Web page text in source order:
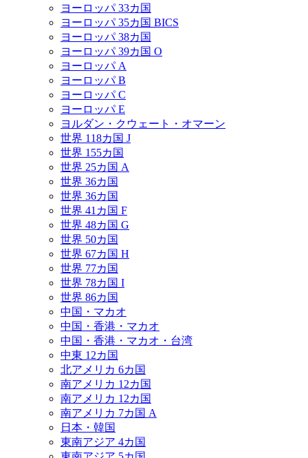
ヨーロッパ 33カ国
ヨーロッパ 35カ国 BICS
ヨーロッパ 38カ国
ヨーロッパ 39カ国 O
ヨーロッパ A
ヨーロッパ B
ヨーロッパ C
ヨーロッパ E
ヨルダン・クウェート・オマーン
世界 118カ国 J
世界 155カ国
世界 25カ国 A
世界 36カ国
世界 36カ国
世界 41カ国 F
世界 48カ国 G
世界 50カ国
世界 67カ国 H
世界 77カ国
世界 78カ国 I
世界 86カ国
中国・マカオ
中国・香港・マカオ
中国・香港・マカオ・台湾
中東 12カ国
北アメリカ 6カ国
南アメリカ 12カ国
南アメリカ 12カ国
南アメリカ 7カ国 A
日本・韓国
東南アジア 4カ国